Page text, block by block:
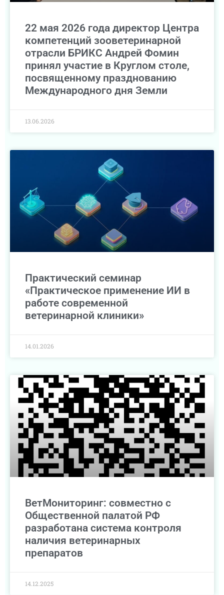
22 мая 2026 года директор Центра
компетенций зооветеринарной
отрасли БРИКС Андрей Фомин
принял участие в Круглом столе,
посвященному празднованию
Международного дня Земли
13.06.2026
Практический семинар
«Практическое применение ИИ в
работе современной
ветеринарной клиники»
14.01.2026
ВетМониторинг: совместно с
Общественной палатой РФ
разработана система контроля
наличия ветеринарных
препаратов
14.12.2025